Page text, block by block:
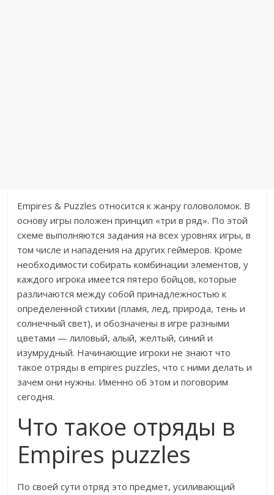
Empires & Puzzles относится к жанру головоломок. В
основу игры положен принцип «три в ряд». По этой
схеме выполняются задания на всех уровнях игры, в
том числе и нападения на других геймеров. Кроме
необходимости собирать комбинации элементов, у
каждого игрока имеется пятеро бойцов, которые
различаются между собой принадлежностью к
определенной стихии (пламя, лед, природа, тень и
солнечный свет), и обозначены в игре разными
цветами — лиловый, алый, желтый, синий и
изумрудный. Начинающие игроки не знают что
такое отряды в empires puzzles, что с ними делать и
зачем они нужны. Именно об этом и поговорим
сегодня.
Что такое отряды в
Empires puzzles
По своей сути отряд это предмет, усиливающий